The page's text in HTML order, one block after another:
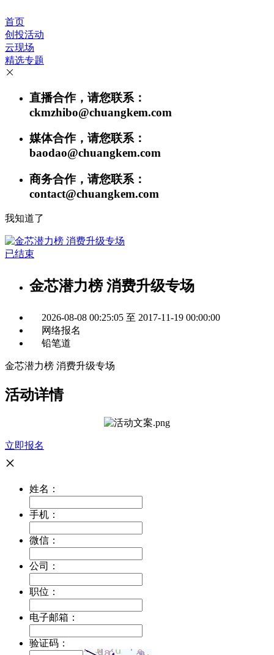
首页
创投活动
云现场
精选专题
直播合作，请您联系：
ckmzhibo@chuangkem.com
媒体合作，请您联系：
baodao@chuangkem.com
商务合作，请您联系：
contact@chuangkem.com
我知道了
已结束
金芯潜力榜 消费升级专场
2026-08-08 00:25:05 至 2017-11-19 00:00:00
网络报名
铅笔道
金芯潜力榜 消费升级专场
活动详情
立即报名
×
姓名：
手机：
微信：
公司：
职位：
电子邮箱：
验证码：